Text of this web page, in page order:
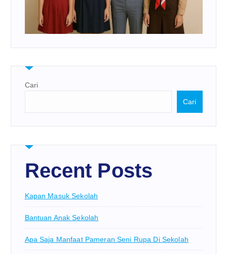
Cari
Cari
Recent Posts
Kapan Masuk Sekolah
Bantuan Anak Sekolah
Apa Saja Manfaat Pameran Seni Rupa Di Sekolah